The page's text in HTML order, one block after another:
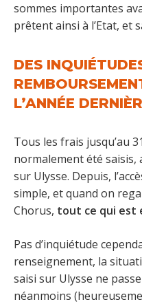
sommes importantes
prêtent ainsi à l’Etat, et
DES
L’ANNÉE
Tous les frais jusqu’au
normalement été saisis,
sur Ulysse. Depuis,
simple, et quand on
Chorus, tout ce qui est
Pas d’inquiétude
renseignement, la
saisi sur Ulysse ne
néanmoins